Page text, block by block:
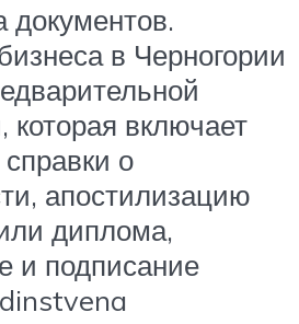
документов.
в Черногории
которая включает
о
апостилизацию
диплома,
и подписание